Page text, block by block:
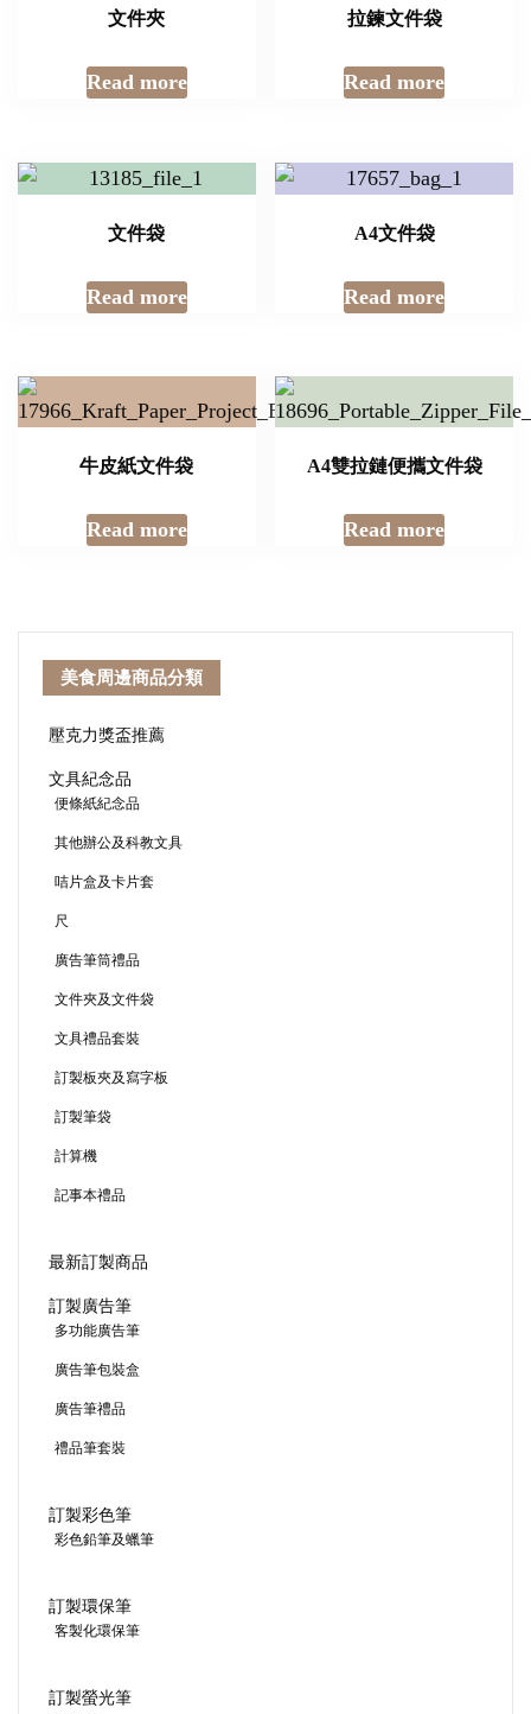
文件夾
Read more
拉鍊文件袋
Read more
文件袋
Read more
A4文件袋
Read more
牛皮紙文件袋
Read more
A4雙拉鏈便攜文件袋
Read more
美食周邊商品分類
壓克力獎盃推薦
文具紀念品
便條紙紀念品
其他辦公及科教文具
咭片盒及卡片套
尺
廣告筆筒禮品
文件夾及文件袋
文具禮品套裝
訂製板夾及寫字板
訂製筆袋
計算機
記事本禮品
最新訂製商品
訂製廣告筆
多功能廣告筆
廣告筆包裝盒
廣告筆禮品
禮品筆套裝
訂製彩色筆
彩色鉛筆及蠟筆
訂製環保筆
客製化環保筆
訂製螢光筆